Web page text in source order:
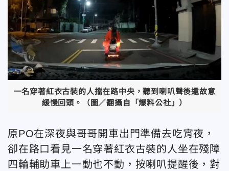
一名穿著紅衣古裝的人擋在路中央，聽到喇叭聲後還故意
緩慢回頭。（圖／翻攝自「爆料公社」）
原PO在深夜與哥哥開車出門準備去吃宵夜，
卻在路口看見一名穿著紅衣古裝的人坐在殘障
四輪輔助車上一動也不動，按喇叭提醒後，對